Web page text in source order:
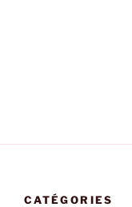
CATÉGORIES